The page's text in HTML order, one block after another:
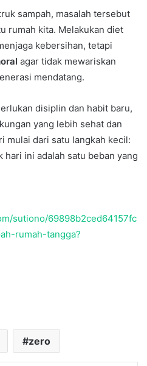
sampah, masalah tersebut
rumah kita. Melakukan diet
kebersihan, tetapi
agar tidak mewariskan
mendatang.
disiplin dan habit baru,
yang lebih sehat dan
mulai dari satu langkah kecil:
hari ini adalah satu beban yang
sutiono/69898b2ced64157fc
rumah-tangga?
zero